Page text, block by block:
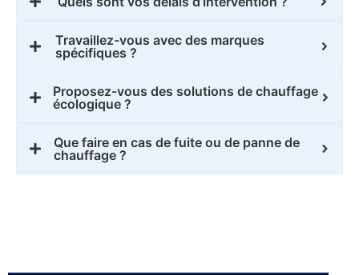
Travaillez-vous avec des marques
spécifiques ?
Proposez-vous des solutions de chauffage
écologique ?
Que faire en cas de fuite ou de panne de
chauffage ?